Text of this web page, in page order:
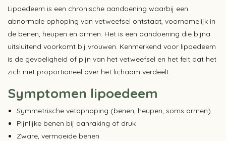
Lipoedeem is een chronische aandoening waarbij een
abnormale ophoping van vetweefsel ontstaat, voornamelijk in
de benen, heupen en armen. Het is een aandoening die bijna
uitsluitend voorkomt bij vrouwen. Kenmerkend voor lipoedeem
is de gevoeligheid of pijn van het vetweefsel en het feit dat het
zich niet proportioneel over het lichaam verdeelt.
Symptomen lipoedeem
Symmetrische vetophoping (benen, heupen, soms armen)
Pijnlijke benen bij aanraking of druk
Zware, vermoeide benen